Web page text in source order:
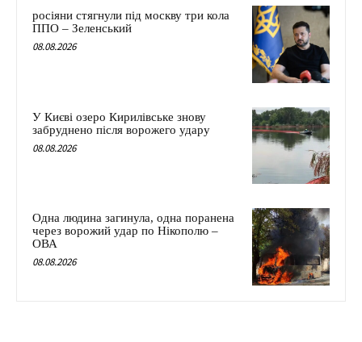
росіяни стягнули під москву три кола
ППО – Зеленський
08.08.2026
У Києві озеро Кирилівське знову
забруднено після ворожего удару
08.08.2026
Одна людина загинула, одна поранена
через ворожий удар по Нікополю –
ОВА
08.08.2026